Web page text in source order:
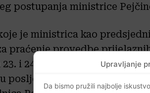
Upravljanje
Da bismo pružili najbolje
postupanja ministrice
je ministrica kao
praćenje provedbe
i 24. o pristupanju
posljednje nepune dvije